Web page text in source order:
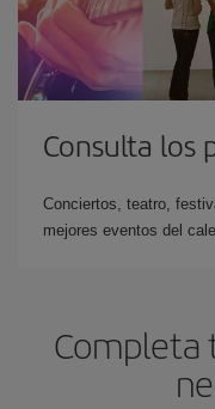
Consulta los
Conciertos, teatro,
mejores eventos del
Completa